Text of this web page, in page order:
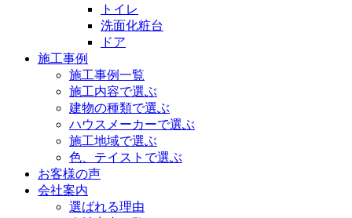
トイレ
洗面化粧台
ドア
施工事例
施工事例一覧
施工内容で選ぶ
建物の種類で選ぶ
ハウスメーカーで選ぶ
施工地域で選ぶ
色、テイストで選ぶ
お客様の声
会社案内
選ばれる理由